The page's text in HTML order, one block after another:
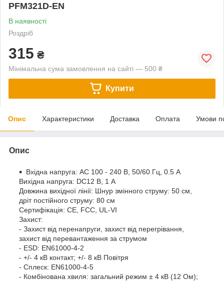
PFM321D-EN
В наявності
Роздріб
315 ₴
Мінімальна сума замовлення на сайті — 500 ₴
Купити
Опис Характеристики Доставка Оплата Умови
Опис
Вхідна напруга: AC 100 - 240 В, 50/60 Гц, 0.5 А
Вихідна напруга: DC12 В, 1 A
Довжина вихідної лінії: Шнур змінного струму: 50 см,
дріт постійного струму: 80 см
Сертифікація: CE, FCC, UL-VI
Захист:
- Захист від перенапруги, захист від перегрівання,
захист від перевантаження за струмом
- ESD: EN61000-4-2
- +/- 4 кВ контакт; +/- 8 кВ Повітря
- Сплеск: EN61000-4-5
- Комбінована хвиля: загальний режим ± 4 кВ (12 Ом);